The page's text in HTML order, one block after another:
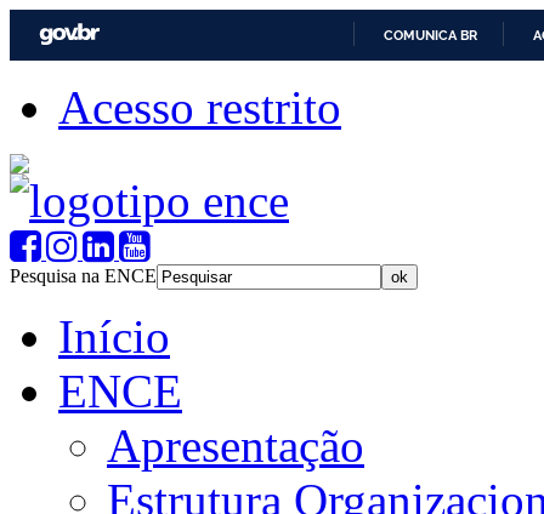
COMUNICA BR
Acesso restrito
Pesquisa na ENCE
Início
ENCE
Apresentação
Estrutura